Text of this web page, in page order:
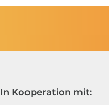
In Kooperation mit: